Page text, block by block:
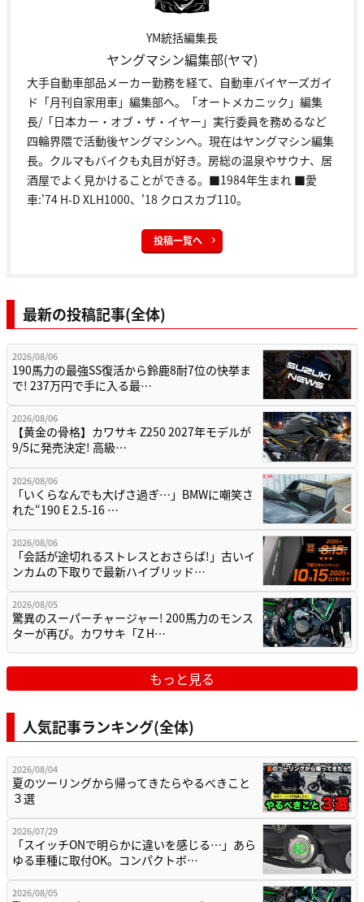
YM統括編集長
ヤングマシン編集部(ヤマ)
大手自動車部品メーカー勤務を経て、自動車バイヤーズガイ
ド「月刊自家用車」編集部へ。「オートメカニック」編集
長/「日本カー・オブ・ザ・イヤー」実行委員を務めるなど
四輪界隈で活動後ヤングマシンへ。現在はヤングマシン編集
長。クルマもバイクも丸目が好き。房総の温泉やサウナ、居
酒屋でよく見かけることができる。■1984年生まれ ■愛
車:'74 H-D XLH1000、'18 クロスカブ110。
投稿一覧へ
最新の投稿記事(全体)
2026/08/06
190馬力の最強SS復活から鈴鹿8耐7位の快挙ま
で! 237万円で手に入る最…
2026/08/06
【黄金の骨格】カワサキ Z250 2027年モデルが
9/5に発売決定! 高級…
2026/08/06
「いくらなんでも大げさ過ぎ…」BMWに嘲笑さ
れた“190 E 2.5-16 …
2026/08/06
「会話が途切れるストレスとおさらば!」古いイ
ンカムの下取りで最新ハイブリッド…
2026/08/05
驚異のスーパーチャージャー! 200馬力のモンス
ターが再び。カワサキ「Z H…
もっと見る
人気記事ランキング(全体)
2026/08/04
夏のツーリングから帰ってきたらやるべきこと
３選
2026/07/29
「スイッチONで明らかに違いを感じる…」あら
ゆる車種に取付OK。コンパクトボ…
2026/08/05